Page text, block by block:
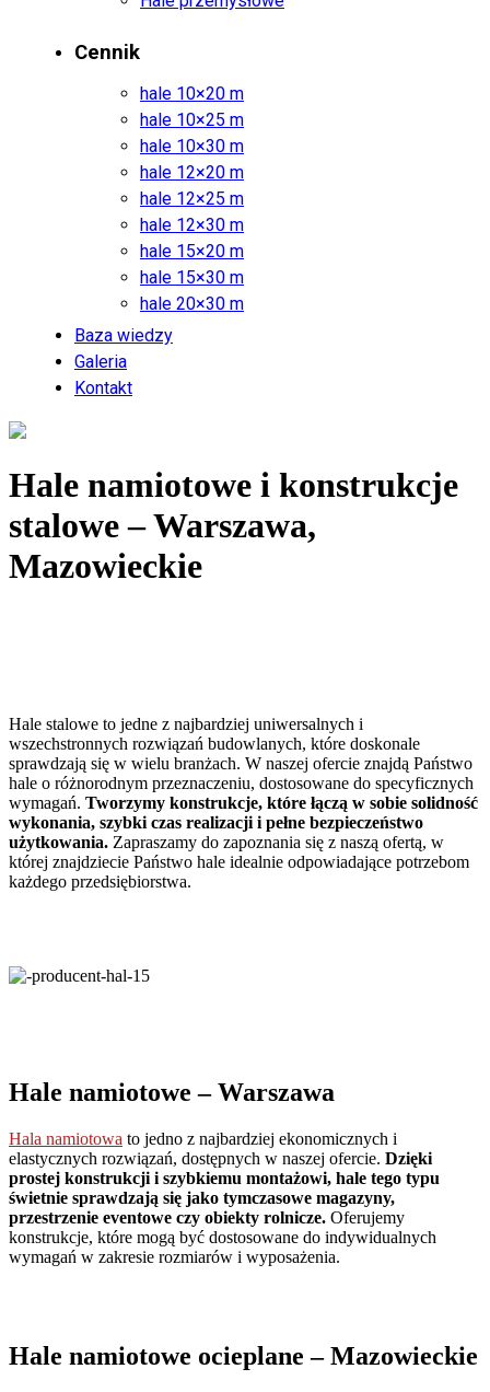
Cennik
hale 10×20 m
hale 10×25 m
hale 10×30 m
hale 12×20 m
hale 12×25 m
hale 12×30 m
hale 15×20 m
hale 15×30 m
hale 20×30 m
Baza wiedzy
Galeria
Kontakt
Hale namiotowe i konstrukcje
stalowe – Warszawa,
Mazowieckie
Hale stalowe to jedne z najbardziej uniwersalnych i
wszechstronnych rozwiązań budowlanych, które doskonale
sprawdzają się w wielu branżach. W naszej ofercie znajdą Państwo
hale o różnorodnym przeznaczeniu, dostosowane do specyficznych
wymagań. Tworzymy konstrukcje, które łączą w sobie solidność
wykonania, szybki czas realizacji i pełne bezpieczeństwo
użytkowania. Zapraszamy do zapoznania się z naszą ofertą, w
której znajdziecie Państwo hale idealnie odpowiadające potrzebom
każdego przedsiębiorstwa.
Hale namiotowe – Warszawa
Hala namiotowa to jedno z najbardziej ekonomicznych i
elastycznych rozwiązań, dostępnych w naszej ofercie. Dzięki
prostej konstrukcji i szybkiemu montażowi, hale tego typu
świetnie sprawdzają się jako tymczasowe magazyny,
przestrzenie eventowe czy obiekty rolnicze. Oferujemy
konstrukcje, które mogą być dostosowane do indywidualnych
wymagań w zakresie rozmiarów i wyposażenia.
Hale namiotowe ocieplane – Mazowieckie